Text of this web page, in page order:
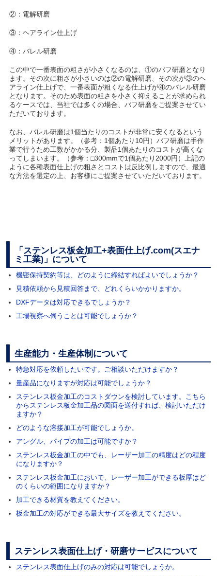
②：電解研磨
③：ヘアライン仕上げ
④：バレル研磨
この中で一番表面の粗さが小さくなるのは、①のバフ研磨となり
ます。その次に粗さが小さいのは②の電解研磨、その次が③のヘ
アライン仕上げで、一番表面が粗くなる仕上げが④のバレル研磨
となります。そのため表面の粗さを小さく抑えることが求められ
るケースでは、当社では多くの場合、バフ研磨をご提案させてい
ただいております。
なお、バレル研磨は1個当たりのコストが非常に安くなるという
メリットがあります。（参考：1個あたり10円）バフ研磨は手作
業で行うため工数がかかる分、製品1個あたりのコストが高くな
ってしまいます。（参考：□300mmで1個あたり2000円）上記の
ように各種表面仕上げの粗さとコストは反比例しますので、最適
な方法を選定の上、お客様にご提案させていただいております。
「ステンレス板金加工+表面仕上げ.com(スエナ
ミ工業)」について
機密保持契約等は、どのように締結すればよいでしょうか？
見積依頼から見積回答まで、どれくらいかかりますか。
DXFデータは対応できるでしょうか？
工場視察へ伺うことは可能でしょうか？
生産能力・生産体制について
特急対応を依頼したいです。ご相談いただけますか？
量産品になりますが対応は可能でしょうか？
ステンレス板金加工のコストダウンを検討しています。こちら
からステンレス板金加工品の図面を送付すれば、検討いただけ
ますか？
どのような溶接加工が可能でしょうか。
アングル、パイプの加工は可能ですか？
ステンレス板金加工の中でも、レーザー加工の精度はどの程度
になりますか？
ステンレス板金加工において、レーザー加工ができる板厚はど
のくらいの範囲になりますか？
加工できる材質を教えてください。
板金加工の対応ができる最大サイズを教えてください。
ステンレス表面仕上げ・研磨サービスについて
ステンレス表面仕上げのみの対応は可能でしょうか。